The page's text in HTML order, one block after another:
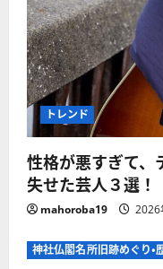
トレンド
性格が悪すぎて、
失せた芸人３選！
mahoroba19 2026
神社仏閣名所旧跡めぐり・